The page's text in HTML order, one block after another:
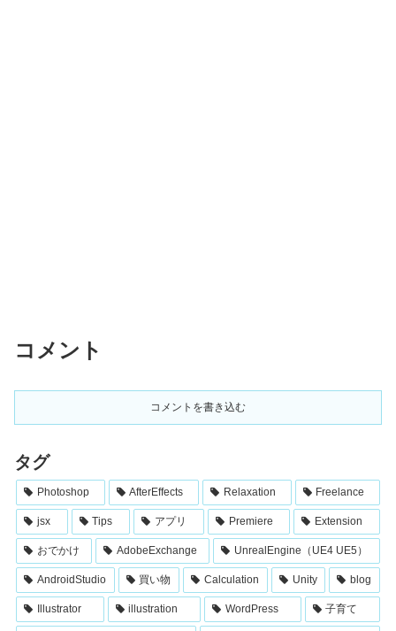
コメント
コメントを書き込む
タグ
Photoshop AfterEffects Relaxation Freelance
jsx Tips アプリ Premiere Extension
おでかけ AdobeExchange UnrealEngine（UE4 UE5）
AndroidStudio 買い物 Calculation Unity blog
Illustrator illustration WordPress 子育て